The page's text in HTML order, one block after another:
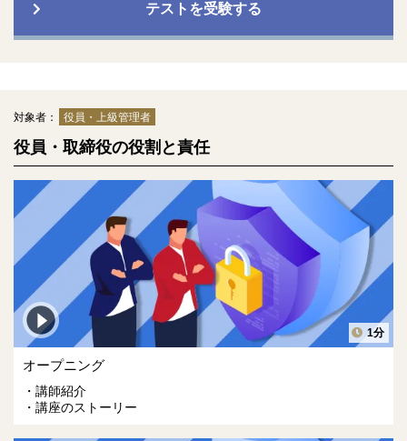
テストを受験する
役員・取締役の役割と責任
対象者： 役員・上級管理者
1分
オープニング
講師紹介
講座のストーリー